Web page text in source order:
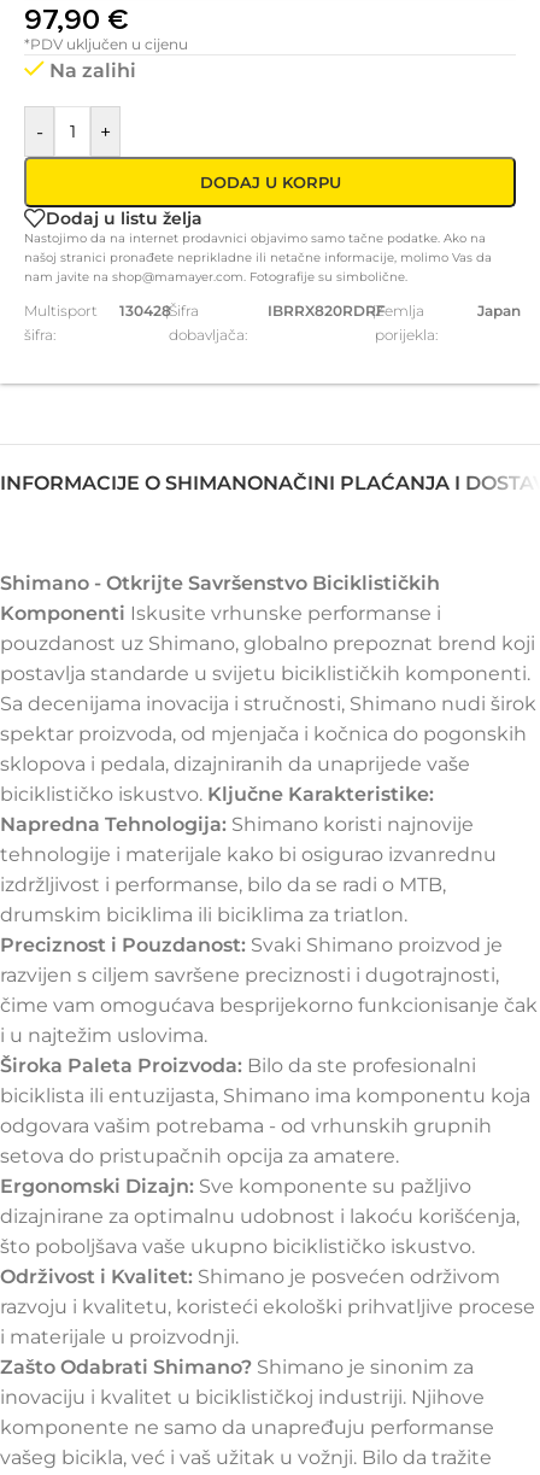
97,90 €
*PDV uključen u cijenu
Na zalihi
- +
DODAJ U KORPU
Dodaj u listu želja
Nastojimo da na internet prodavnici objavimo samo tačne podatke. Ako na
našoj stranici pronađete neprikladne ili netačne informacije, molimo Vas da
nam javite na shop@mamayer.com. Fotografije su simbolične.
Multisport
šifra:
130428
|Šifra
dobavljača:
IBRRX820RDRF
|Zemlja
porijekla:
Japan
INFORMACIJE O SHIMANONAČINI PLAĆANJA I
Shimano - Otkrijte Savršenstvo Biciklističkih
Komponenti Iskusite vrhunske performanse i
pouzdanost uz Shimano, globalno prepoznat brend koji
postavlja standarde u svijetu biciklističkih komponenti.
Sa decenijama inovacija i stručnosti, Shimano nudi širok
spektar proizvoda, od mjenjača i kočnica do pogonskih
sklopova i pedala, dizajniranih da unaprijede vaše
biciklističko iskustvo. Ključne Karakteristike:
Napredna Tehnologija: Shimano koristi najnovije
tehnologije i materijale kako bi osigurao izvanrednu
izdržljivost i performanse, bilo da se radi o MTB,
drumskim biciklima ili biciklima za triatlon.
Preciznost i Pouzdanost: Svaki Shimano proizvod je
razvijen s ciljem savršene preciznosti i dugotrajnosti,
čime vam omogućava besprijekorno funkcionisanje čak
i u najtežim uslovima.
Široka Paleta Proizvoda: Bilo da ste profesionalni
biciklista ili entuzijasta, Shimano ima komponentu koja
odgovara vašim potrebama - od vrhunskih grupnih
setova do pristupačnih opcija za amatere.
Ergonomski Dizajn: Sve komponente su pažljivo
dizajnirane za optimalnu udobnost i lakoću korišćenja,
što poboljšava vaše ukupno biciklističko iskustvo.
Održivost i Kvalitet: Shimano je posvećen održivom
razvoju i kvalitetu, koristeći ekološki prihvatljive procese
i materijale u proizvodnji.
Zašto Odabrati Shimano? Shimano je sinonim za
inovaciju i kvalitet u biciklističkoj industriji. Njihove
komponente ne samo da unapređuju performanse
vašeg bicikla, već i vaš užitak u vožnji. Bilo da tražite